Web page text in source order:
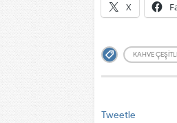
X
KAHVE
Tweetle